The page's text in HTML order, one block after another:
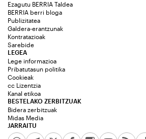
Ezagutu BERRIA Taldea
BERRIA berri bloga
Publizitatea
Galdera-erantzunak
Kontratazioak
Sarebide
JARRAITU
LEGEA
Lege informazioa
Pribatutasun politika
Cookieak
cc Lizentzia
Kanal etikoa
BESTELAKO ZERBITZUAK
Bidera zerbitzuak
Midas Media